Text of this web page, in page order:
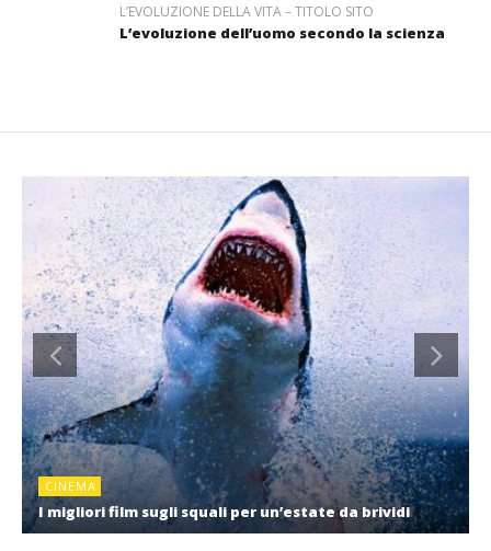
L’EVOLUZIONE DELLA VITA – TITOLO SITO
L’evoluzione dell’uomo secondo la scienza
CINEMA
I migliori film sugli squali per un’estate da brividi